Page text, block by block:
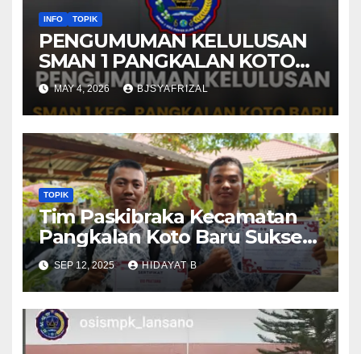
INFO TOPIK
PENGUMUMAN KELULUSAN
SMAN 1 PANGKALAN KOTO
BARU TAHUN AJARAN 2025-
2026
MAY 4, 2026 BJSYAFRIZAL
TOPIK
Tim Paskibraka Kecamatan
Pangkalan Koto Baru Sukses
Laksanakan Tugas pada
Upacara 17 Agustus 2025
SEP 12, 2025 HIDAYAT B